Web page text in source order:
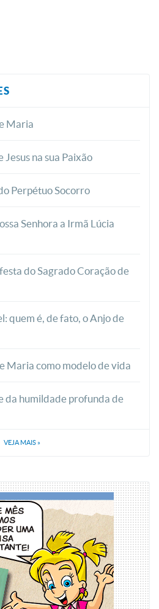
Maria
na sua Paixão
Perpétuo Socorro
Senhora a Irmã Lúcia
do Sagrado Coração de
quem é, de fato, o Anjo de
Maria como modelo de vida
da humildade profunda de
VEJA MAIS »